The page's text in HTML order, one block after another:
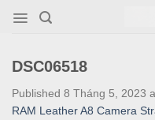
DSC06518
Published 8 Tháng 5, 2023
RAM Leather A8 Camera